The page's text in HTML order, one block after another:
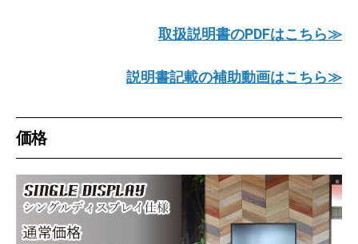
取扱説明書のPDFはこちら≫
説明書記載の補助動画はこちら≫
価格